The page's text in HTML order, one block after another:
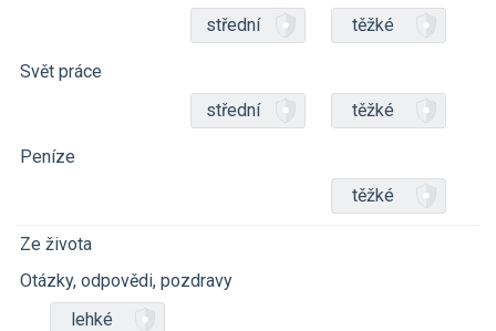
střední těžké
Svět práce
střední
těžké
Peníze
těžké
Ze života
Otázky, odpovědi, pozdravy
lehké